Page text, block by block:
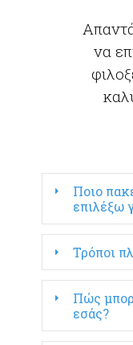
να
Ποιο
επιλέξω
Τρόποι
Πώς
εσάς?